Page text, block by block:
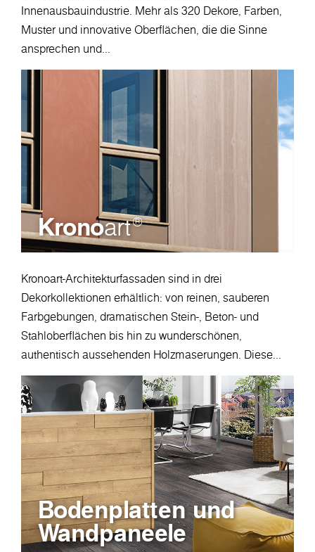
Innenausbauindustrie. Mehr als 320 Dekore, Farben,
Muster und innovative Oberflächen, die die Sinne
ansprechen und...
Kronoart®
Kronoart-Architekturfassaden sind in drei
Dekorkollektionen erhältlich: von reinen, sauberen
Farbgebungen, dramatischen Stein-, Beton- und
Stahloberflächen bis hin zu wunderschönen,
authentisch aussehenden Holzmaserungen. Diese...
Bodenplatten und
Wandpaneele